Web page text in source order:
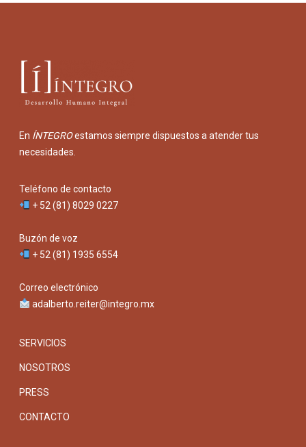
En ÍNTEGROestamos siempre dispuestos a atender tus
necesidades.
Teléfono de contacto
+ 52 (81) 8029 0227
Buzón de voz
+ 52 (81) 1935 6554
Correo electrónico
adalberto.reiter@integro.mx
SERVICIOS
NOSOTROS
PRESS
CONTACTO